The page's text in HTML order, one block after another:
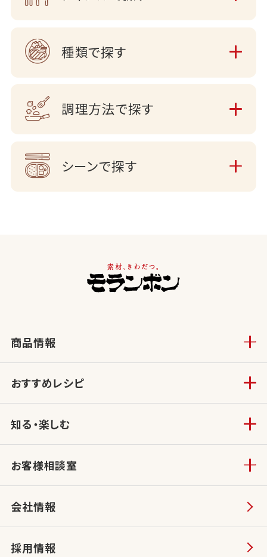
種類で探す
調理方法で探す
シーンで探す
商品情報
おすすめレシピ
知る・楽しむ
お客様相談室
会社情報
採用情報